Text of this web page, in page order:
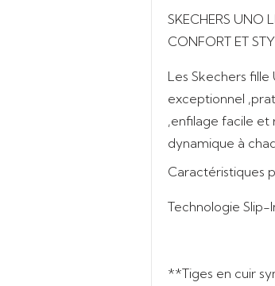
SKECHERS UNO
CONFORT ET
Les Skechers fille
exceptionnel ,
,enfilage facile et
dynamique à
Caractéristiques
Technologie Slip-
**Tiges en cuir